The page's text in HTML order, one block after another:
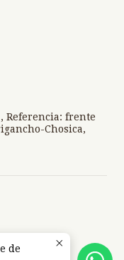
Referencia: frente
Chosica,
de